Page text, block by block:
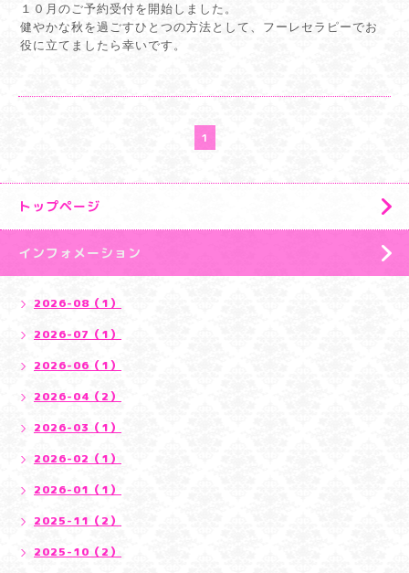
１０月のご予約受付を開始しました。
健やかな秋を過ごすひとつの方法として、フーレセラピーでお
役に立てましたら幸いです。
1
トップページ
インフォメーション
2026-08（1）
2026-07（1）
2026-06（1）
2026-04（2）
2026-03（1）
2026-02（1）
2026-01（1）
2025-11（2）
2025-10（2）